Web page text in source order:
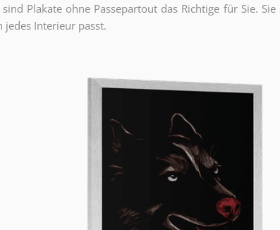
Plakate ohne Passepartout das Richtige für Sie. Sie
jedes Interieur passt.